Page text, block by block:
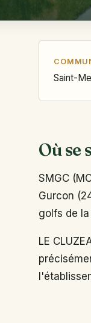
Saint-
Où se
SMGC
Gurcon
golfs de
LE